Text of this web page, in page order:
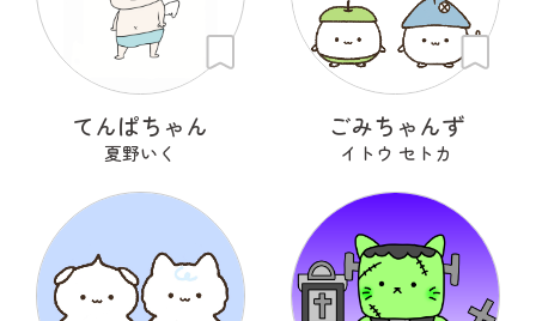
てんぱちゃん
夏野いく
ごみちゃんず
イトウ セトカ